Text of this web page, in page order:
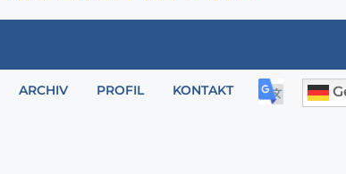
ARCHIV PROFIL KONTAKT